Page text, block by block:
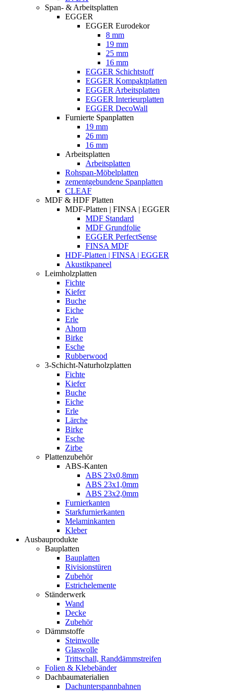
Span- & Arbeitsplatten
EGGER
EGGER Eurodekor
8 mm
19 mm
25 mm
16 mm
EGGER Schichtstoff
EGGER Kompaktplatten
EGGER Arbeitsplatten
EGGER Interieurplatten
EGGER DecoWall
Furnierte Spanplatten
19 mm
26 mm
16 mm
Arbeitsplatten
Arbeitsplatten
Rohspan-Möbelplatten
zementgebundene Spanplatten
CLEAF
MDF & HDF Platten
MDF-Platten | FINSA | EGGER
MDF Standard
MDF Grundfolie
EGGER PerfectSense
FINSA MDF
HDF-Platten | FINSA | EGGER
Akustikpaneel
Leimholzplatten
Fichte
Kiefer
Buche
Eiche
Erle
Ahorn
Birke
Esche
Rubberwood
3-Schicht-Naturholzplatten
Fichte
Kiefer
Buche
Eiche
Erle
Lärche
Birke
Esche
Zirbe
Plattenzubehör
ABS-Kanten
ABS 23x0,8mm
ABS 23x1,0mm
ABS 23x2,0mm
Furnierkanten
Starkfurnierkanten
Melaminkanten
Kleber
Ausbauprodukte
Bauplatten
Bauplatten
Rivisionstüren
Zubehör
Estrichelemente
Ständerwerk
Wand
Decke
Zubehör
Dämmstoffe
Steinwolle
Glaswolle
Trittschall, Randdämmstreifen
Folien & Klebebänder
Dachbaumaterialien
Dachunterspannbahnen